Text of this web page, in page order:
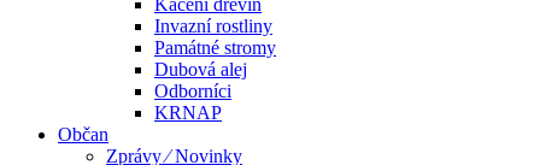
Kácení dřevin
Invazní rostliny
Památné stromy
Dubová alej
Odborníci
KRNAP
Občan
Zprávy ⁄ Novinky